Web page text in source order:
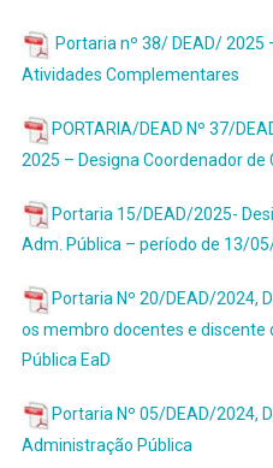
Portaria nº 38/ DEAD/ 2025
Atividades Complementares
PORTARIA/DEAD Nº 37/
2025 – Designa Coordenador de
Portaria 15/DEAD/2025-
Adm. Pública – período de 13/
Portaria Nº 20/DEAD/2024,
os membro docentes e discente
Pública EaD
Portaria Nº 05/DEAD/2024,
Administração Pública